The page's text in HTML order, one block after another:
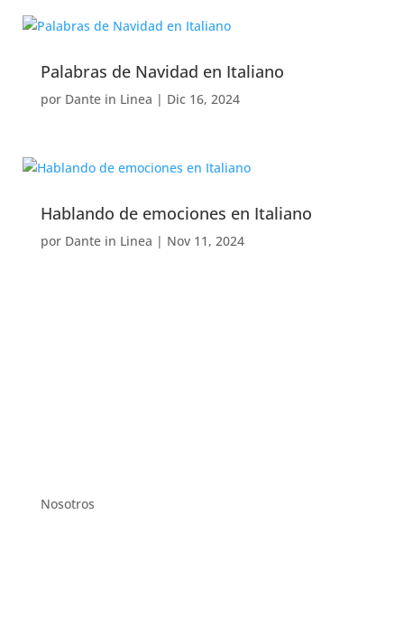
Palabras de Navidad en Italiano
por Dante in Linea | Dic 16, 2024
Hablando de emociones en Italiano
por Dante in Linea | Nov 11, 2024
Nosotros